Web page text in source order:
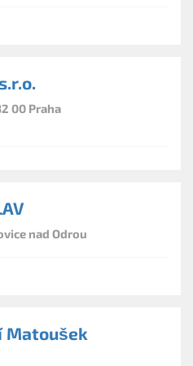
00 Praha
nad Odrou
Matoušek